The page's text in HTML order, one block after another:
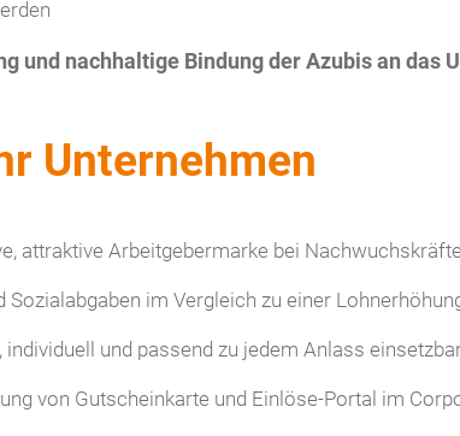
und nachhaltige Bindung der Azubis an das
Unternehmen
attraktive Arbeitgebermarke bei
Sozialabgaben im Vergleich zu einer
und passend zu jedem Anlass
von Gutscheinkarte und Einlöse-Portal im